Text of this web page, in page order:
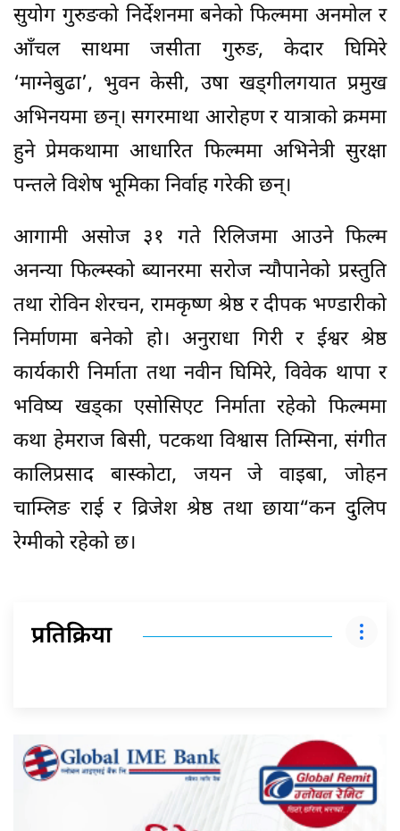
सुयोग गुरुङको निर्देशनमा बनेको फिल्ममा अनमोल र
आँचल साथमा जसीता गुरुङ, केदार घिमिरे
‘माग्नेबुढा’, भुवन केसी, उषा खड्गीलगयात प्रमुख
अभिनयमा छन्। सगरमाथा आरोहण र यात्राको क्रममा
हुने प्रेमकथामा आधारित फिल्ममा अभिनेत्री सुरक्षा
पन्तले विशेष भूमिका निर्वाह गरेकी छन्।
आगामी असोज ३१ गते रिलिजमा आउने फिल्म
अनन्या फिल्म्स्को ब्यानरमा सरोज न्यौपानेको प्रस्तुति
तथा रोविन शेरचन, रामकृष्ण श्रेष्ठ र दीपक भण्डारीको
निर्माणमा बनेको हो। अनुराधा गिरी र ईश्वर श्रेष्ठ
कार्यकारी निर्माता तथा नवीन घिमिरे, विवेक थापा र
भविष्य खड्का एसोसिएट निर्माता रहेको फिल्ममा
कथा हेमराज बिसी, पटकथा विश्वास तिम्सिना, संगीत
कालिप्रसाद बास्कोटा, जयन जे वाइबा, जोहन
चाम्लिङ राई र व्रिजेश श्रेष्ठ तथा छाया“कन दुलिप
रेग्मीको रहेको छ।
प्रतिक्रिया